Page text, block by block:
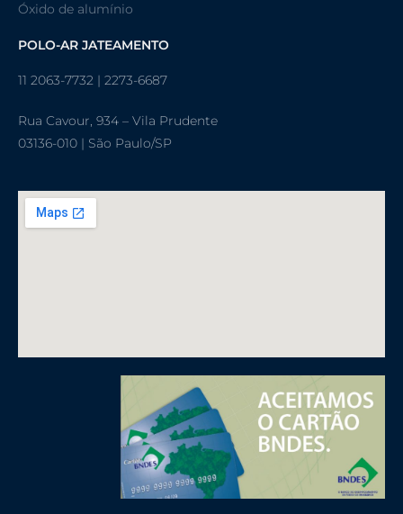
Óxido de alumínio
POLO-AR JATEAMENTO
11 2063-7732 | 2273-6687
Rua Cavour, 934 – Vila Prudente
03136-010 | São Paulo/SP